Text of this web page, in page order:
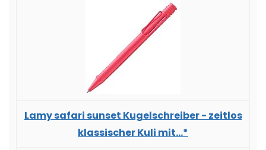
Lamy safari sunset Kugelschreiber - zeitlos
klassischer Kuli mit...*